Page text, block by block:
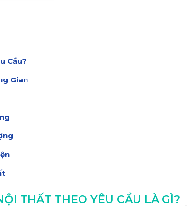
Cầu?
Gian
THẤT THEO YÊU CẦU LÀ GÌ?